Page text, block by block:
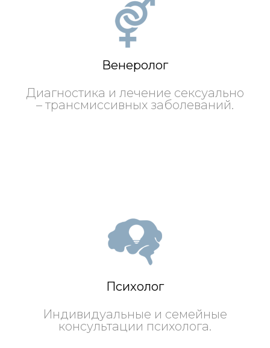
Венеролог
Диагностика и лечение сексуально
– трансмиссивных заболеваний.
Психолог
Индивидуальные и семейные
консультации психолога.